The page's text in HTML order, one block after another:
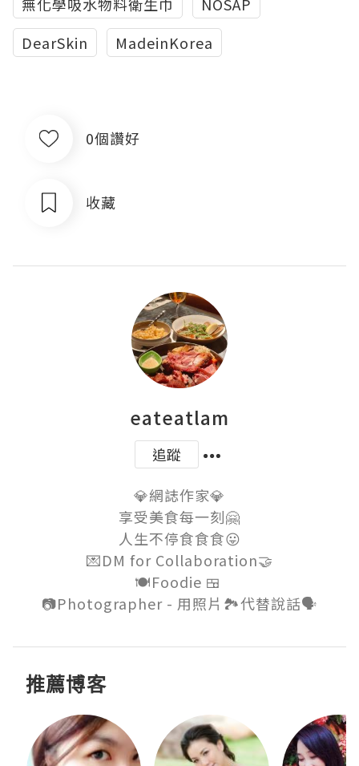
DearSkin
MadeinKorea
0個讚好
收藏
eateatlam
追蹤
💎網誌作家💎
享受美食每一刻🤗
人生不停食食食😛
💌DM for Collaboration🤝
🍽Foodie 🍱
推薦博客